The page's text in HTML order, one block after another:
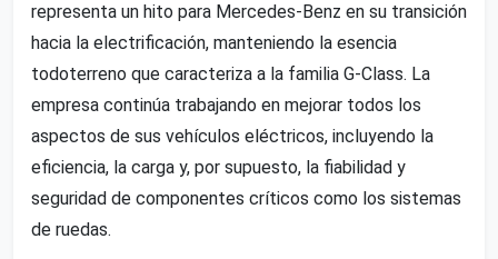
representa un hito para Mercedes-Benz en su transición
hacia la electrificación, manteniendo la esencia
todoterreno que caracteriza a la familia G-Class. La
empresa continúa trabajando en mejorar todos los
aspectos de sus vehículos eléctricos, incluyendo la
eficiencia, la carga y, por supuesto, la fiabilidad y
seguridad de componentes críticos como los sistemas
de ruedas.